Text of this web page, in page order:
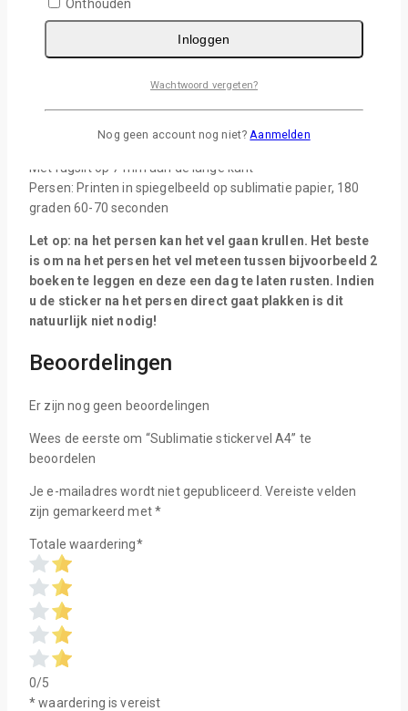
Zeer mooie glans uitstaling
Watervast, buitenkwaliteit (let op: gebruik een UV
beschermen als u de stickers buiten wil gebruiken)
Met rugslit op 7 mm aan de lange kant
Persen: Printen in spiegelbeeld op sublimatie papier, 180
graden 60-70 seconden
Let op: na het persen kan het vel gaan krullen. Het beste
is om na het persen het vel meteen tussen bijvoorbeeld 2
boeken te leggen en deze een dag te laten rusten. Indien
u de sticker na het persen direct gaat plakken is dit
natuurlijk niet nodig!
Beoordelingen
Er zijn nog geen beoordelingen
Wees de eerste om “Sublimatie stickervel A4” te
beoordelen
Je e-mailadres wordt niet gepubliceerd. Vereiste velden
zijn gemarkeerd met*
Totale waardering*
0/5
* waardering is vereist
Onthouden
Inloggen
Wachtwoord vergeten?
Nog geen account nog niet?Aanmelden